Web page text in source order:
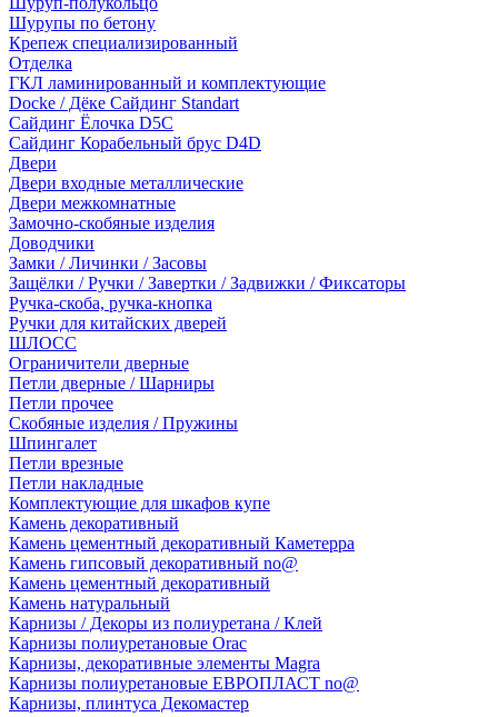
Шурупы по бетону
Крепеж специализированный
Отделка
ГКЛ ламинированный и комплектующие
Docke / Дёке Сайдинг Standart
Сайдинг Ёлочка D5C
Сайдинг Корабельный брус D4D
Двери
Двери входные металлические
Двери межкомнатные
Замочно-скобяные изделия
Доводчики
Замки / Личинки / Засовы
Защёлки / Ручки / Завертки / Задвижки / Фиксаторы
Ручка-скоба, ручка-кнопка
Ручки для китайских дверей
ШЛОСС
Ограничители дверные
Петли дверные / Шарниры
Петли прочее
Скобяные изделия / Пружины
Шпингалет
Петли врезные
Петли накладные
Комплектующие для шкафов купе
Камень декоративный
Камень цементный декоративный Каметерра
Камень гипсовый декоративный no@
Камень цементный декоративный
Камень натуральный
Карнизы / Декоры из полиуретана / Клей
Карнизы полиуретановые Orac
Карнизы, декоративные элементы Magra
Карнизы полиуретановые ЕВРОПЛАСТ no@
Карнизы, плинтуса Декомастер